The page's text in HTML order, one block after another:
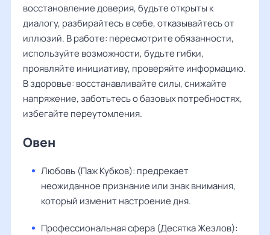
восстановление доверия, будьте открыты к
диалогу, разбирайтесь в себе, отказывайтесь от
иллюзий. В работе: пересмотрите обязанности,
используйте возможности, будьте гибки,
проявляйте инициативу, проверяйте информацию.
В здоровье: восстанавливайте силы, снижайте
напряжение, заботьтесь о базовых потребностях,
избегайте переутомления.
Овен
Любовь (Паж Кубков): предрекает
неожиданное признание или знак внимания,
который изменит настроение дня.
Профессиональная сфера (Десятка Жезлов):